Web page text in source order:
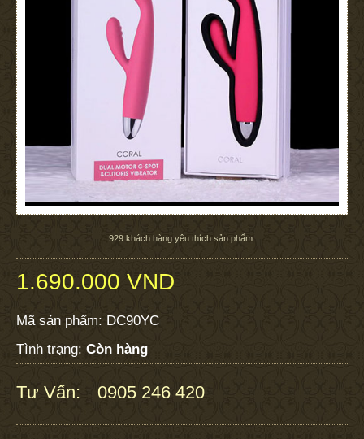
929 khách hàng yêu thích sản phẩm.
1.690.000 VND
Mã sản phẩm: DC90YC
Tình trạng: Còn hàng
Tư Vấn: 0905 246 420